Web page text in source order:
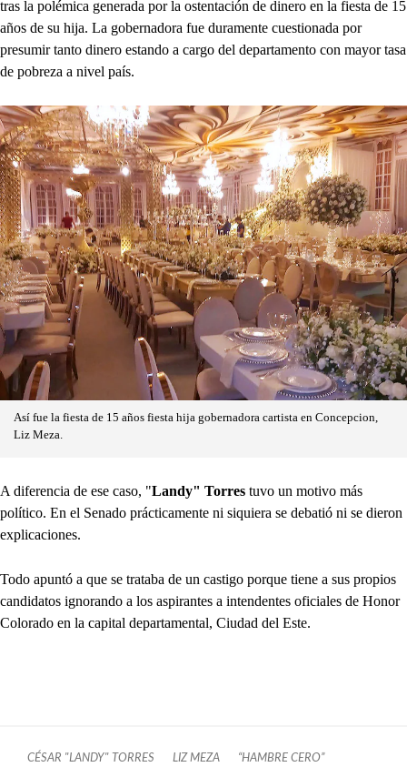
tras la polémica generada por la ostentación de dinero en la fiesta de 15
años de su hija. La gobernadora fue duramente cuestionada por
presumir tanto dinero estando a cargo del departamento con mayor tasa
de pobreza a nivel país.
Así fue la fiesta de 15 años fiesta hija gobernadora cartista en Concepcion,
Liz Meza.
A diferencia de ese caso, "Landy" Torres tuvo un motivo más
político. En el Senado prácticamente ni siquiera se debatió ni se dieron
explicaciones.
Todo apuntó a que se trataba de un castigo porque tiene a sus propios
candidatos ignorando a los aspirantes a intendentes oficiales de Honor
Colorado en la capital departamental, Ciudad del Este.
CÉSAR "LANDY" TORRES LIZ MEZA “HAMBRE CERO”